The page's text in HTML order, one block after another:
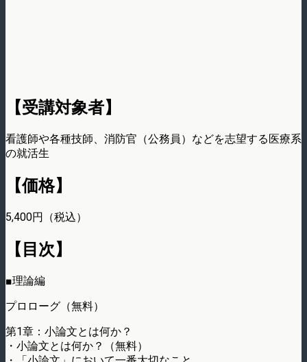
【受講対象者】
看護師や各種技師、消防官（公務員）などを志望する医療系
の就活生
【価格】
5,400円（税込）
【目次】
■理論編
プロローグ（無料）
第1章：小論文とは何か？
・小論文とは何か？（無料）